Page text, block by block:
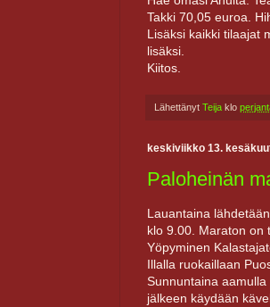
Takki 70,05 euroa.
Lisäksi kaikki tilaajat
lisäksi.
Kiitos.
Lähettänyt Teija klo
keskiviikko 13.
Paloheinän
Lauantaina
klo 9.00. Maraton on
Yöpyminen
Illalla ruokaillaan
Sunnuntaina
jälkeen käydään